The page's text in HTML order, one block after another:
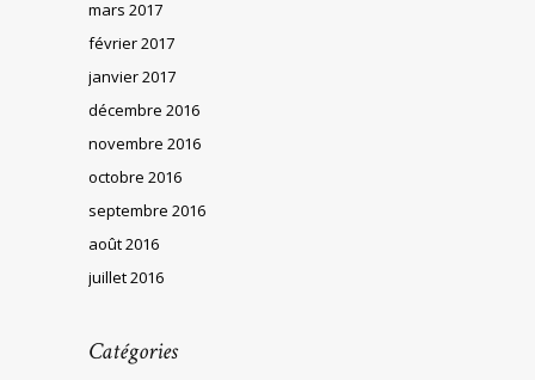
mars 2017
février 2017
janvier 2017
décembre 2016
novembre 2016
octobre 2016
septembre 2016
août 2016
juillet 2016
Catégories